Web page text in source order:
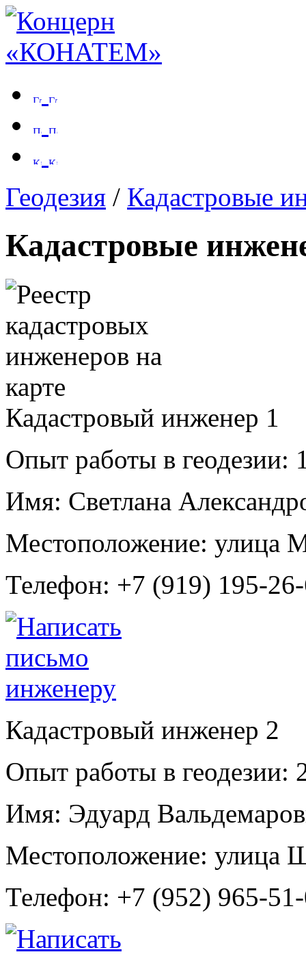
Геодезия / Кадастровые
Кадастровые
Кадастровый инженер 1
Опыт работы в геодезии:
Имя: Светлана
Местоположение: улица
Телефон: +7 (919) 195-
Кадастровый инженер 2
Опыт работы в геодезии:
Имя: Эдуард
Местоположение: улица
Телефон: +7 (952) 965-